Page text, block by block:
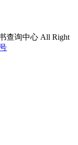
查询中心 All Right